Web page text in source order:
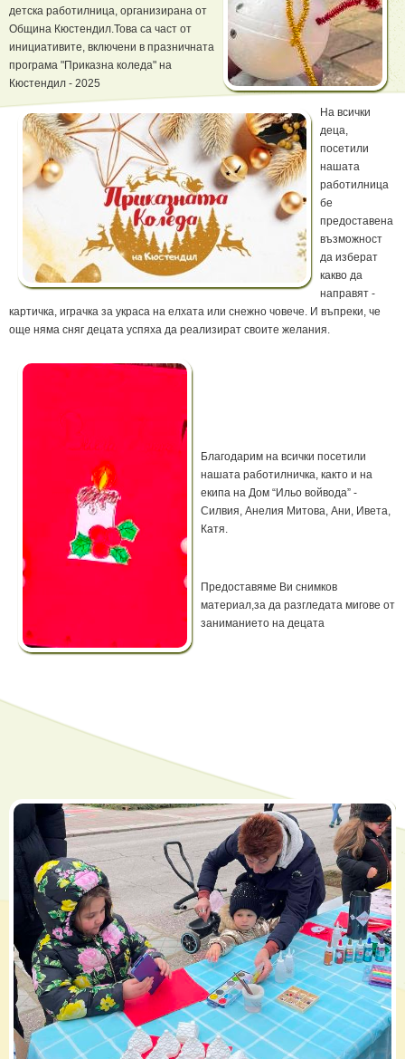
детска работилница, организирана от
Община Кюстендил.Това са част от
инициативите, включени в празничната
програма "Приказна коледа" на
Кюстендил - 2025
На всички
деца,
посетили
нашата
работилница
бе
предоставена
възможност
да изберат
какво да
направят -
картичка, играчка за украса на елхата или снежно човече. И въпреки, че
още няма сняг децата успяха да реализират своите желания.
Благодарим на всички посетили
нашата работилничка, както и на
екипа на Дом “Ильо войвода” -
Силвия, Анелия Митова, Ани, Ивета,
Катя.
Предоставяме Ви снимков
материал,за да разгледата мигове от
заниманието на децата